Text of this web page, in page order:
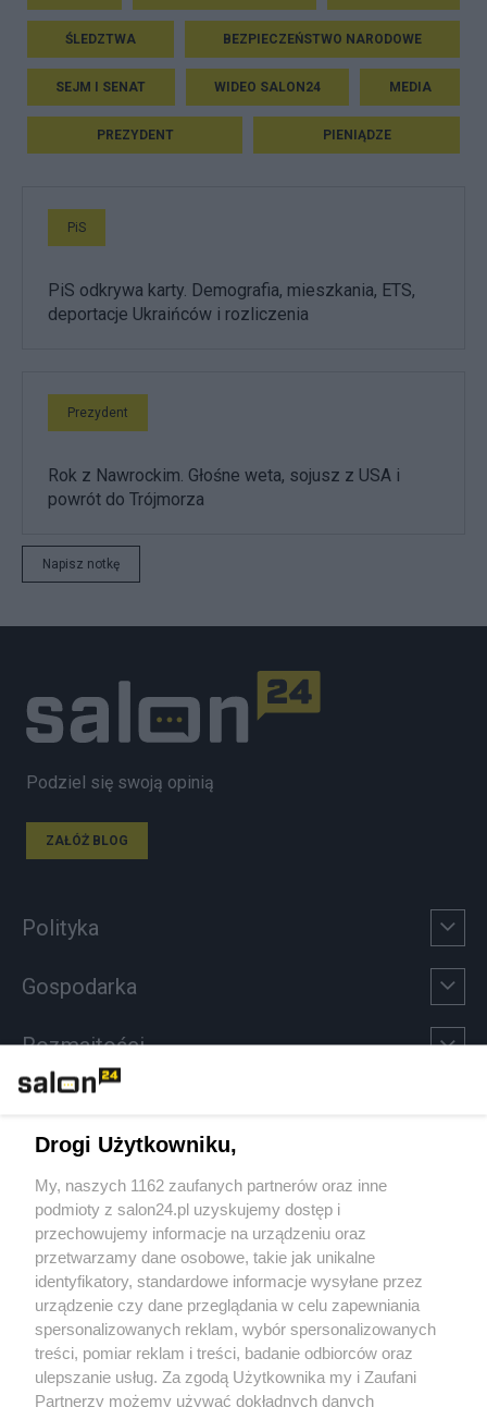
ŚLEDZTWA BEZPIECZEŃSTWO NARODOWE
SEJM I SENAT WIDEO SALON24 MEDIA
PREZYDENT PIENIĄDZE
PiS
PiS odkrywa karty. Demografia, mieszkania, ETS,
deportacje Ukraińców i rozliczenia
Prezydent
Rok z Nawrockim. Głośne weta, sojusz z USA i
powrót do Trójmorza
Napisz notkę
Podziel się swoją opinią
ZAŁÓŻ BLOG
Polityka
Gospodarka
Rozmaitości
Sport
Społeczeństwo
Kultura
X Facebook Instagram Youtube
Drogi Użytkowniku,
My, naszych 1162 zaufanych partnerów oraz inne
podmioty z salon24.pl uzyskujemy dostęp i
przechowujemy informacje na urządzeniu oraz
przetwarzamy dane osobowe, takie jak unikalne
identyfikatory, standardowe informacje wysyłane przez
urządzenie czy dane przeglądania w celu zapewniania
spersonalizowanych reklam, wybór spersonalizowanych
treści, pomiar reklam i treści, badanie odbiorców oraz
ulepszanie usług. Za zgodą Użytkownika my i Zaufani
Partnerzy możemy używać dokładnych danych